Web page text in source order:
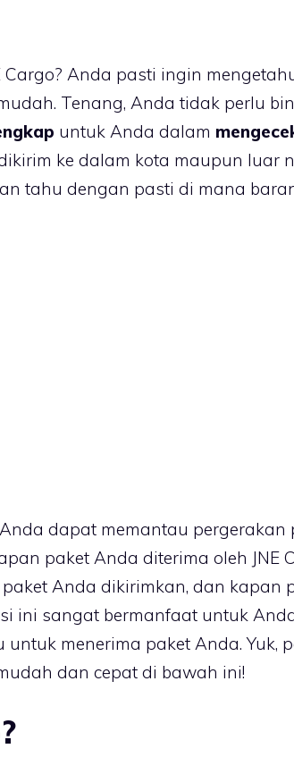
Anda pasti ingin
Tenang, Anda tidak perlu
untuk Anda dalam
ke dalam kota maupun luar
tahu dengan pasti di mana
dapat memantau pergerakan
paket Anda diterima oleh JNE
Anda dikirimkan, dan kapan
ini sangat bermanfaat untuk
menerima paket Anda. Yuk,
dan cepat di bawah ini!